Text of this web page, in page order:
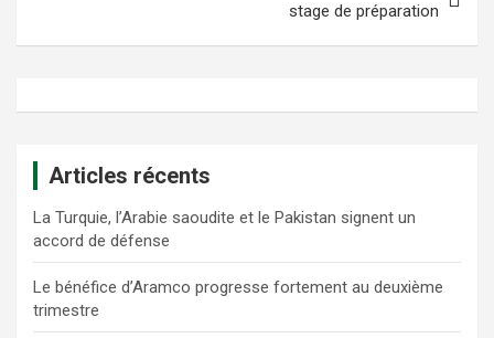
stage de préparation
Articles récents
La Turquie, l’Arabie saoudite et le Pakistan signent un
accord de défense
Le bénéfice d’Aramco progresse fortement au deuxième
trimestre